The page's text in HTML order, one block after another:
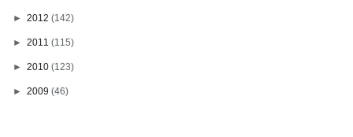
► 2012 (142)
► 2011 (115)
► 2010 (123)
► 2009 (46)